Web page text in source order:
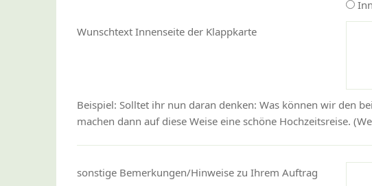
Wunschtext Innenseite der Klappkarte
Beispiel: Solltet ihr nun daran denken: Was können wir den
machen dann auf diese Weise eine schöne Hochzeitsreise.
sonstige Bemerkungen/Hinweise zu Ihrem Auftrag